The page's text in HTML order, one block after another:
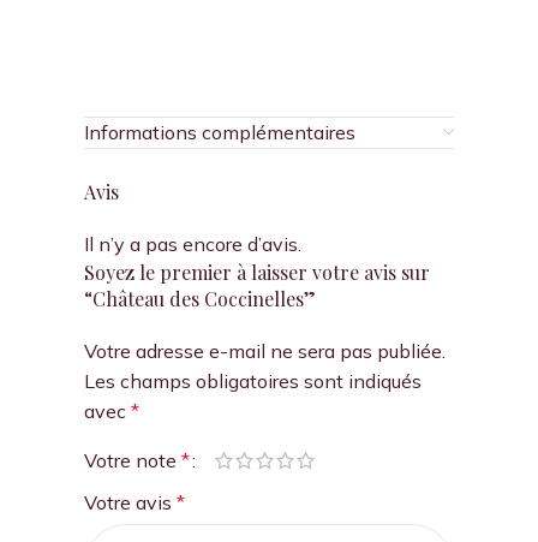
Informations complémentaires
Avis
Il n’y a pas encore d’avis.
Soyez le premier à laisser votre avis sur
“Château des Coccinelles”
Votre adresse e-mail ne sera pas publiée.
Les champs obligatoires sont indiqués
avec *
Votre note *
Votre avis *